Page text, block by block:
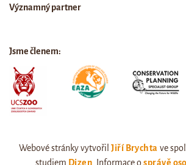
Významný partner
Jsme členem:
Webové stránky vytvořilJiří Brychta ve
studiem Dizen . Informace osprávě